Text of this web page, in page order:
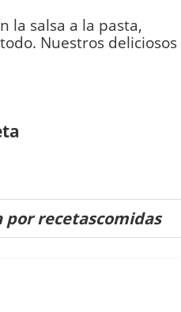
la salsa a la pasta,
Nuestros deliciosos
por recetascomidas